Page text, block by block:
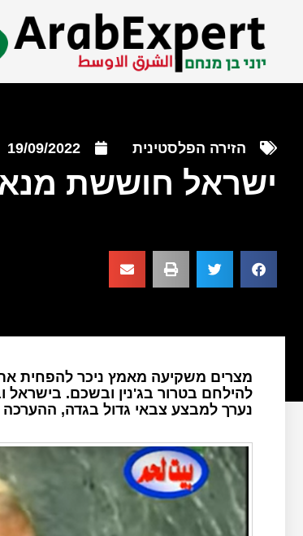
הזירה הפלסטינית 19/09/2022
ישראל חוששת
מצרים משקיעה מאמץ ניכר להפחית
להילחם בטרור בג'נין ובשכם.
נערך למבצע צבאי גדול בגדה,